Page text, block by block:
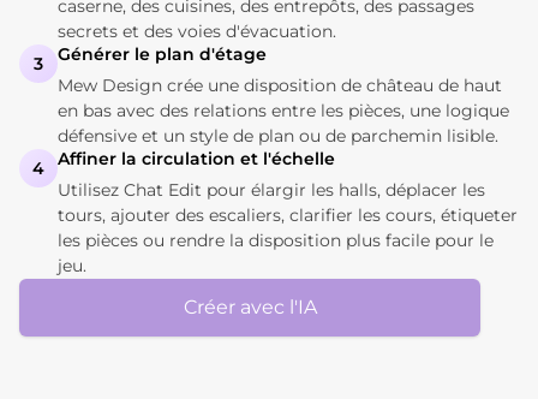
caserne, des cuisines, des entrepôts, des passages
secrets et des voies d'évacuation.
3
Générer le plan d'étage
Mew Design crée une disposition de château de haut
en bas avec des relations entre les pièces, une logique
défensive et un style de plan ou de parchemin lisible.
4
Affiner la circulation et l'échelle
Utilisez Chat Edit pour élargir les halls, déplacer les
tours, ajouter des escaliers, clarifier les cours, étiqueter
les pièces ou rendre la disposition plus facile pour le
jeu.
Créer avec l'IA